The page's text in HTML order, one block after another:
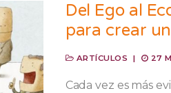
Del Ego al
para crear
ARTÍCULOS | 27
Cada vez es más